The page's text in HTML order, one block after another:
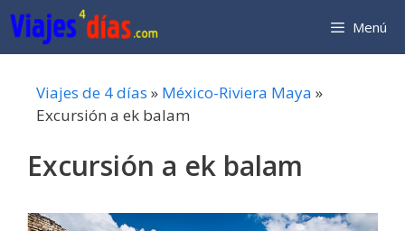
Saltar
al
contenido
Menú
Viajes de 4 días » México-Riviera Maya »
Excursión a ek balam
Excursión a ek balam